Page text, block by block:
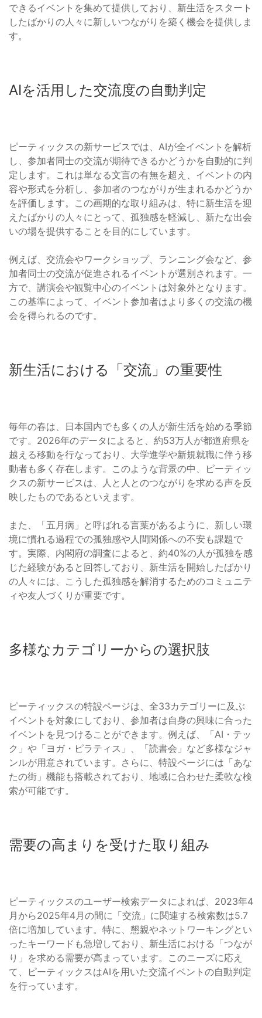
できるイベントを集めて提供しており、新生活をスタート
したばかりの人々に新しいつながりを築く機会を提供しま
す。
AIを活用した交流度の自動判定
ピーティックスの新サービスでは、AIが全イベントを解析
し、参加者同士の交流が期待できるかどうかを自動的に判
定します。これは単なる文言の有無を超え、イベントの内
容や形式を分析し、参加者のつながりが生まれるかどうか
を評価します。この画期的な取り組みは、特に新生活を迎
えたばかりの人々にとって、孤独感を軽減し、新たな出会
いの場を提供することを目的にしています。
例えば、交流会やワークショップ、ランニング会など、参
加者同士の交流が促進されるイベントが選別されます。一
方で、講演会や観覧中心のイベントは対象外となります。
この基準によって、イベント参加者はより多くの交流の機
会を得られるのです。
新生活における「交流」の重要性
毎年の春は、日本国内でも多くの人が新生活を始める季節
です。2026年のデータによると、約53万人が都道府県を
越える移動を行なっており、大学進学や新規就職に伴う移
動者も多く存在します。このような背景の中、ピーティッ
クスの新サービスは、人と人とのつながりを求める声を反
映したものであるといえます。
また、「五月病」と呼ばれる言葉があるように、新しい環
境に慣れる過程での孤独感や人間関係への不安も課題で
す。実際、内閣府の調査によると、約40%の人が孤独を感
じた経験があると回答しており、新生活を開始したばかり
の人々には、こうした孤独感を解消するためのコミュニテ
ィや友人づくりが重要です。
多様なカテゴリーからの選択肢
ピーティックスの特設ページは、全33カテゴリーに及ぶ
イベントを対象にしており、参加者は自身の興味に合った
イベントを見つけることができます。例えば、「AI・テッ
ク」や「ヨガ・ピラティス」、「読書会」など多様なジャ
ンルが用意されています。さらに、特設ページには「あな
たの街」機能も搭載されており、地域に合わせた柔軟な検
索が可能です。
需要の高まりを受けた取り組み
ピーティックスのユーザー検索データによれば、2023年4
月から2025年4月の間に「交流」に関連する検索数は5.7
倍に増加しています。特に、懇親やネットワーキングとい
ったキーワードも急増しており、新生活における「つなが
り」を求める需要が高まっています。このニーズに応え
て、ピーティックスはAIを用いた交流イベントの自動判定
を行っています。